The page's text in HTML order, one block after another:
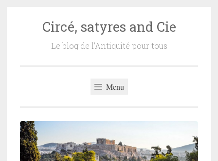
Circé, satyres and Cie
Le blog de l'Antiquité pour tous
Menu